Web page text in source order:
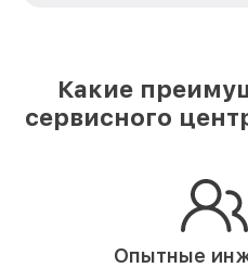
Какие
сервисного
Опытные